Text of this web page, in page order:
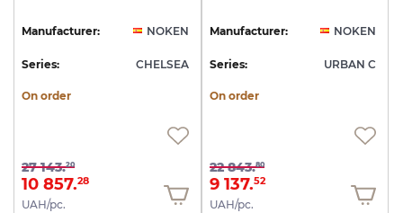
Manufacturer: NOKEN
Series: CHELSEA
On order
27 143.20
10 857.28
UAH/pc.
Manufacturer: NOKEN
Series: URBAN C
On order
22 843.80
9 137.52
UAH/pc.